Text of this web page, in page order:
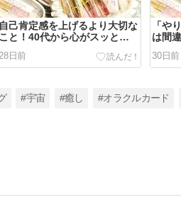
自己肯定感を上げるより大切な
こと！40代から心がスッと軽
28日前
「や
は間
30日前
#宇宙 #癒し #オラクルカード